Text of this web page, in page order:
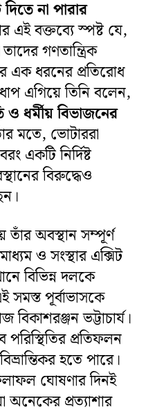
না পারার
এই বক্তব্যে স্পষ্ট যে,
গণতান্ত্রিক
এক ধরনের প্রতিরোধ
এগিয়ে তিনি বলেন,
ও ধর্মীয় বিভাজনের
মতে, ভোটাররা
একটি নির্দিষ্ট
বিরুদ্ধেও
অবস্থান সম্পূর্ণ
ও সংস্থার এক্সিট
বিভিন্ন দলকে
সমস্ত পূর্বাভাসকে
ভট্টাচার্য।
প্রতিফলন
হতে পারে।
ঘোষণার দিনই
অনেকের প্রত্যাশার